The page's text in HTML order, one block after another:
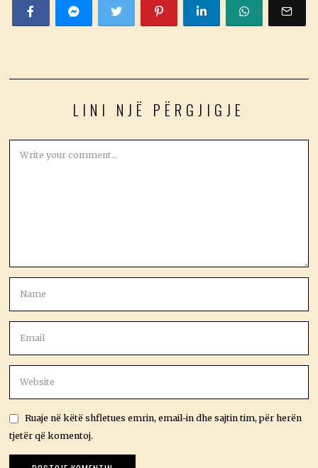
LINI NJË PËRGJIGJE
Ruaje në këtë shfletues emrin, email-in dhe sajtin tim, për herën
tjetër që komentoj.